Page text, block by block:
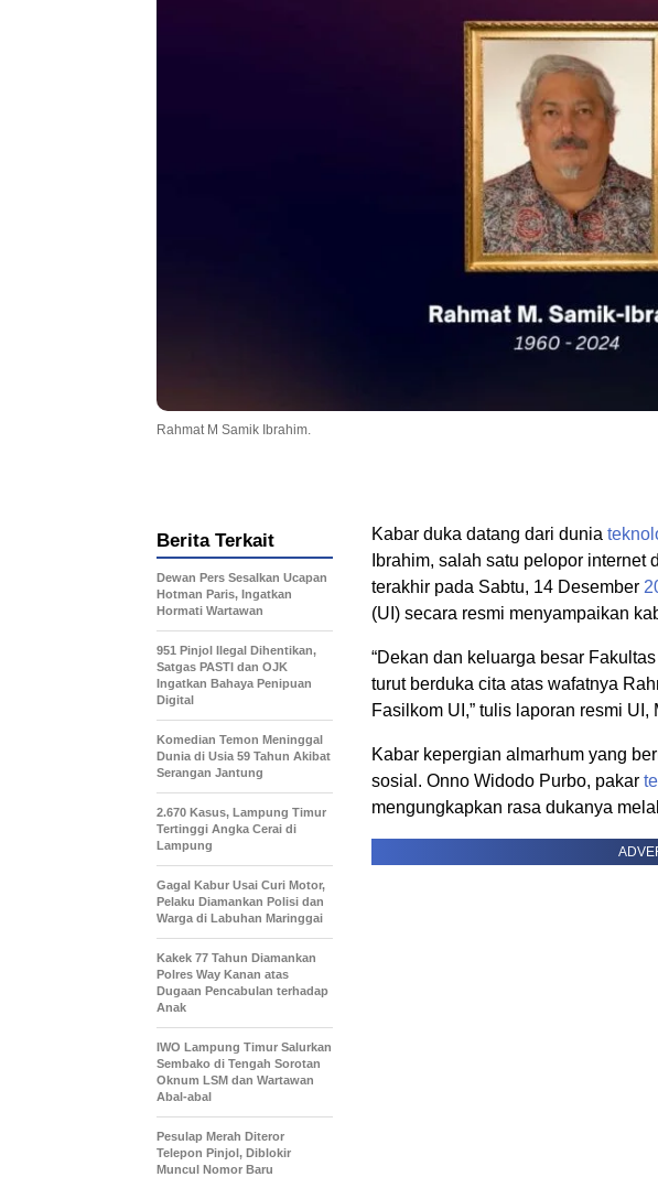
Rahmat M Samik Ibrahim.
Kabar duka datang dari dunia
Ibrahim, salah satu pelopor
terakhir pada Sabtu, 14 Desember
(UI) secara resmi menyampaikan
“Dekan dan keluarga besar
turut berduka cita atas wafatnya
Fasilkom UI,” tulis laporan resmi
Kabar kepergian almarhum yang
sosial. Onno Widodo Purbo, pakar
mengungkapkan rasa dukanya
Berita Terkait
Dewan Pers Sesalkan Ucapan
Hotman Paris, Ingatkan
Hormati Wartawan
951 Pinjol Ilegal Dihentikan,
Satgas PASTI dan OJK
Ingatkan Bahaya Penipuan
Digital
Komedian Temon Meninggal
Dunia di Usia 59 Tahun Akibat
Serangan Jantung
2.670 Kasus, Lampung Timur
Tertinggi Angka Cerai di
Lampung
Gagal Kabur Usai Curi Motor,
Pelaku Diamankan Polisi dan
Warga di Labuhan Maringgai
Kakek 77 Tahun Diamankan
Polres Way Kanan atas
Dugaan Pencabulan terhadap
Anak
IWO Lampung Timur Salurkan
Sembako di Tengah Sorotan
Oknum LSM dan Wartawan
Abal-abal
Pesulap Merah Diteror
Telepon Pinjol, Diblokir
Muncul Nomor Baru